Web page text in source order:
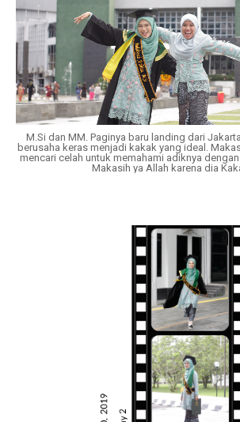
M.Si dan MM. Paginya baru landing dari
berusaha keras menjadi kakak yang ideal.
mencari celah untuk memahami adiknya
Makasih ya Allah karena dia